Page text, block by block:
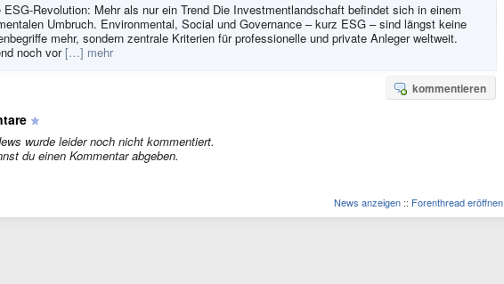
ESG-Revolution: Mehr als nur ein Trend Die Investmentlandschaft befindet sich in einem
Umbruch. Environmental, Social und Governance – kurz ESG – sind längst keine
mehr, sondern zentrale Kriterien für professionelle und private Anleger weltweit.
noch vor […] mehr
kommentieren
wurde leider noch nicht kommentiert.
du einen Kommentar abgeben.
News anzeigen :: Forenthread eröffnen